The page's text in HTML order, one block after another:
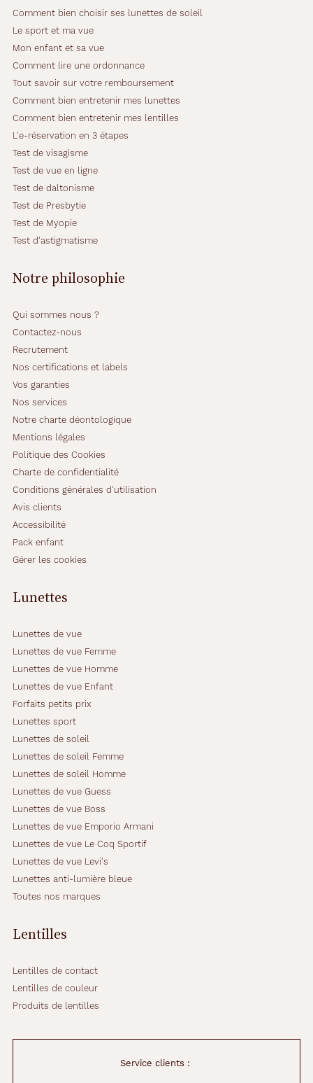
Comment bien choisir ses lunettes de soleil
Le sport et ma vue
Mon enfant et sa vue
Comment lire une ordonnance
Tout savoir sur votre remboursement
Comment bien entretenir mes lunettes
Comment bien entretenir mes lentilles
L'e-réservation en 3 étapes
Test de visagisme
Test de vue en ligne
Test de daltonisme
Test de Presbytie
Test de Myopie
Test d'astigmatisme
Notre philosophie
Qui sommes nous ?
Contactez-nous
Recrutement
Nos certifications et labels
Vos garanties
Nos services
Notre charte déontologique
Mentions légales
Politique des Cookies
Charte de confidentialité
Conditions générales d'utilisation
Avis clients
Accessibilité
Pack enfant
Gérer les cookies
Lunettes
Lunettes de vue
Lunettes de vue Femme
Lunettes de vue Homme
Lunettes de vue Enfant
Forfaits petits prix
Lunettes sport
Lunettes de soleil
Lunettes de soleil Femme
Lunettes de soleil Homme
Lunettes de vue Guess
Lunettes de vue Boss
Lunettes de vue Emporio Armani
Lunettes de vue Le Coq Sportif
Lunettes de vue Levi's
Lunettes anti-lumière bleue
Toutes nos marques
Lentilles
Lentilles de contact
Lentilles de couleur
Produits de lentilles
Service clients :